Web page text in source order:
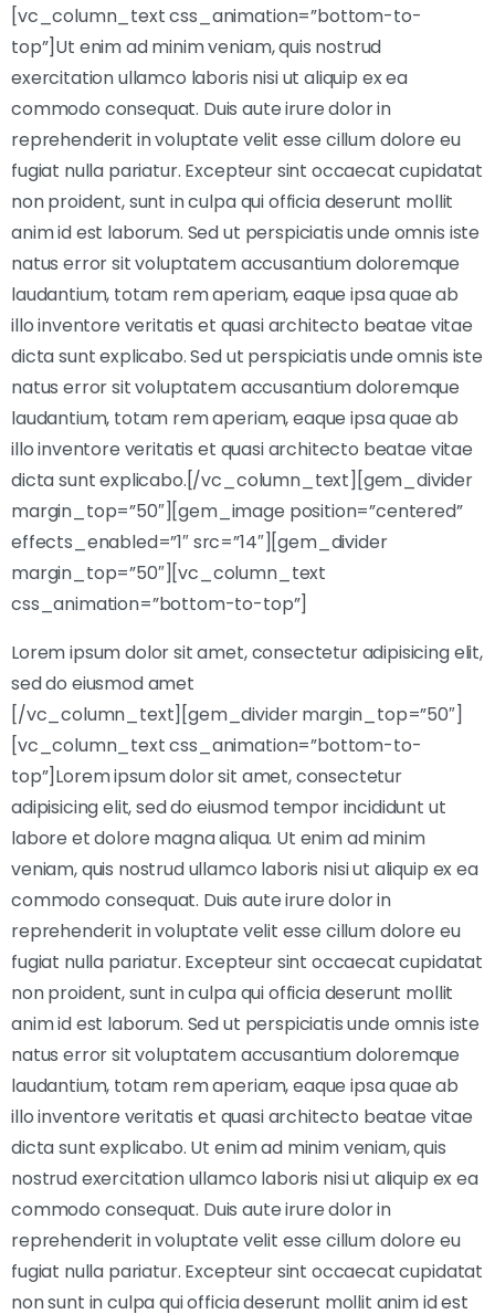
[vc_column_text css_animation=”bottom-to-
top”]Ut enim ad minim veniam, quis nostrud
exercitation ullamco laboris nisi ut aliquip ex ea
commodo consequat. Duis aute irure dolor in
reprehenderit in voluptate velit esse cillum dolore eu
fugiat nulla pariatur. Excepteur sint occaecat cupidatat
non proident, sunt in culpa qui officia deserunt mollit
anim id est laborum. Sed ut perspiciatis unde omnis iste
natus error sit voluptatem accusantium doloremque
laudantium, totam rem aperiam, eaque ipsa quae ab
illo inventore veritatis et quasi architecto beatae vitae
dicta sunt explicabo. Sed ut perspiciatis unde omnis iste
natus error sit voluptatem accusantium doloremque
laudantium, totam rem aperiam, eaque ipsa quae ab
illo inventore veritatis et quasi architecto beatae vitae
dicta sunt explicabo.[/vc_column_text][gem_divider
margin_top=”50″][gem_image position=”centered”
effects_enabled=”1″ src=”14″][gem_divider
margin_top=”50″][vc_column_text
css_animation=”bottom-to-top”]
Lorem ipsum dolor sit amet, consectetur adipisicing elit,
sed do eiusmod amet
[/vc_column_text][gem_divider margin_top=”50″]
[vc_column_text css_animation=”bottom-to-
top”]Lorem ipsum dolor sit amet, consectetur
adipisicing elit, sed do eiusmod tempor incididunt ut
labore et dolore magna aliqua. Ut enim ad minim
veniam, quis nostrud ullamco laboris nisi ut aliquip ex ea
commodo consequat. Duis aute irure dolor in
reprehenderit in voluptate velit esse cillum dolore eu
fugiat nulla pariatur. Excepteur sint occaecat cupidatat
non proident, sunt in culpa qui officia deserunt mollit
anim id est laborum. Sed ut perspiciatis unde omnis iste
natus error sit voluptatem accusantium doloremque
laudantium, totam rem aperiam, eaque ipsa quae ab
illo inventore veritatis et quasi architecto beatae vitae
dicta sunt explicabo. Ut enim ad minim veniam, quis
nostrud exercitation ullamco laboris nisi ut aliquip ex ea
commodo consequat. Duis aute irure dolor in
reprehenderit in voluptate velit esse cillum dolore eu
fugiat nulla pariatur. Excepteur sint occaecat cupidatat
non sunt in culpa qui officia deserunt mollit anim id est